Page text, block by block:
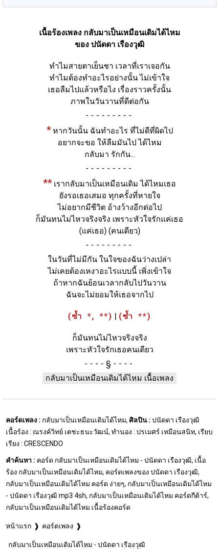
เนื้อร้องเพลง กลับมาเป็นเหมือนเดิมได้ไหม
ของ ปนัดดา เรืองวุฒิ
ทำไมสายตาเย็นชา เวลาที่เราเจอกัน
ทำไมต้องทำอะไรอย่างนั้น ไม่เข้าใจ
เธอลืมไปแล้วหรือไง เรื่องราวครั้งนั้น
ภาพในวันวานที่ดีต่อกัน
-
*หากวันนั้น ฉันทำอะไร ที่ไม่ดีที่ผิดไป
อยากจะขอ ให้ลืมมันไป ได้ไหม
กลับมา รักกัน...
-
** เรากลับมาเป็นเหมือนเดิม ได้ไหมเธอ
ยังรอเธอเสมอ ทุกครั้งที่หายใจ
ไม่อยากมีชีวิต อ้างว้างอีกต่อไป
ก็มันทนไม่ไหวจริงจริง เพราะหัวใจรักแค่เธอ
(แค่เธอ) (คนเดียว)
-
ในวันที่ไม่มีกัน ในใจของฉันว่างเปล่า
ไม่เคยต้องเหงาอะไรแบบนี้ เพิ่งเข้าใจ
ถ้าหากฉันย้อนเวลากลับไปวันวาน
ฉันจะไม่ยอมให้เธอจากไป
(ซ้ำ *, **) | (ซ้ำ **)
ก็มันทนไม่ไหวจริงจริง
เพราะหัวใจรักเธอคนเดียว
§
กลับมาเป็นเหมือนเดิมได้ไหม เนื้อเพลง
คอร์ดเพลง : กลับมาเป็นเหมือนเดิมได้ไหม, ศิลปิน : ปนัดดา เรืองวุฒิ
เนื้อร้อง : ณรงค์วิทย์ เตชะธนะวัฒน์, ทำนอง : ปรเมศร์ เหมือนสนิท, เรียบ
เรียง : CRESCENDO
คำค้นหา : คอร์ด กลับมาเป็นเหมือนเดิมได้ไหม - ปนัดดา เรืองวุฒิ, เนื้อ
ร้อง กลับมาเป็นเหมือนเดิมได้ไหม, คอร์ดเพลงของ ปนัดดา เรืองวุฒิ,
กลับมาเป็นเหมือนเดิมได้ไหม คอร์ด ง่ายๆ, กลับมาเป็นเหมือนเดิมได้ไหม
- ปนัดดา เรืองวุฒิ mp3 4sh, กลับมาเป็นเหมือนเดิมได้ไหม คอร์ดกีต้าร์,
กลับมาเป็นเหมือนเดิมได้ไหม เนื้อร้องคอร์ด
หน้าแรก คอร์ดเพลง
กลับมาเป็นเหมือนเดิมได้ไหม - ปนัดดา เรืองวุฒิ